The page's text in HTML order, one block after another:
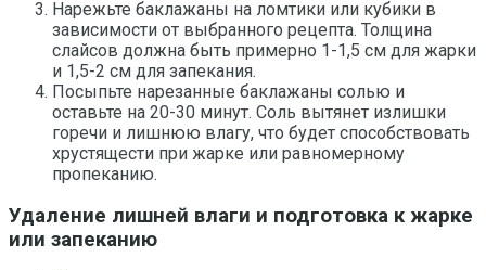
Нарежьте баклажаны на ломтики или кубики в
зависимости от выбранного рецепта. Толщина
слайсов должна быть примерно 1-1,5 см для жарки
и 1,5-2 см для запекания.
Посыпьте нарезанные баклажаны солью и
оставьте на 20-30 минут. Соль вытянет излишки
горечи и лишнюю влагу, что будет способствовать
хрустящести при жарке или равномерному
пропеканию.
Удаление лишней влаги и подготовка к жарке
или запеканию